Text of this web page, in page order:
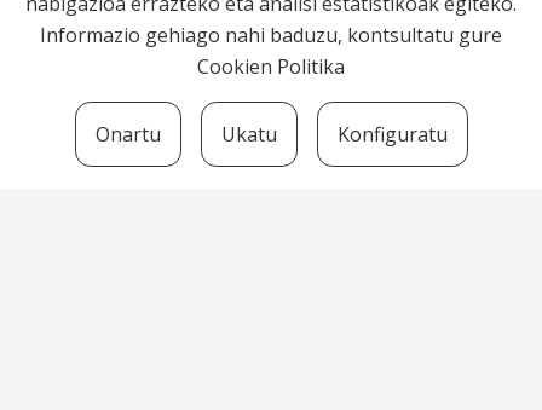
Bortzirietako Euskara Zerbitzua
Informazio gehiago nahi baduzu, kontsultatu gure
Cookien Politika
Onartu Ukatu Konfiguratu